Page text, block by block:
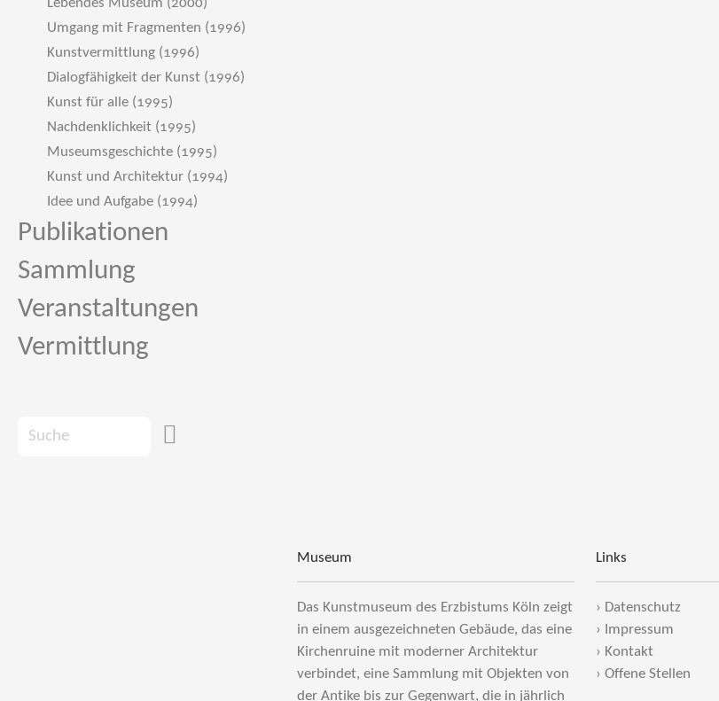
Lebendes Museum (2000)
Umgang mit Fragmenten (1996)
Kunstvermittlung (1996)
Dialogfähigkeit der Kunst (1996)
Kunst für alle (1995)
Nachdenklichkeit (1995)
Museumsgeschichte (1995)
Kunst und Architektur (1994)
Idee und Aufgabe (1994)
Publikationen
Sammlung
Veranstaltungen
Vermittlung
Museum
Das Kunstmuseum des Erzbistums Köln zeigt
in einem ausgezeichneten Gebäude, das eine
Kirchenruine mit moderner Architektur
verbindet, eine Sammlung mit Objekten von
der Antike bis zur Gegenwart, die in jährlich
Links
› Datenschutz
›
Impressum
› Kontakt
› Offene Stellen